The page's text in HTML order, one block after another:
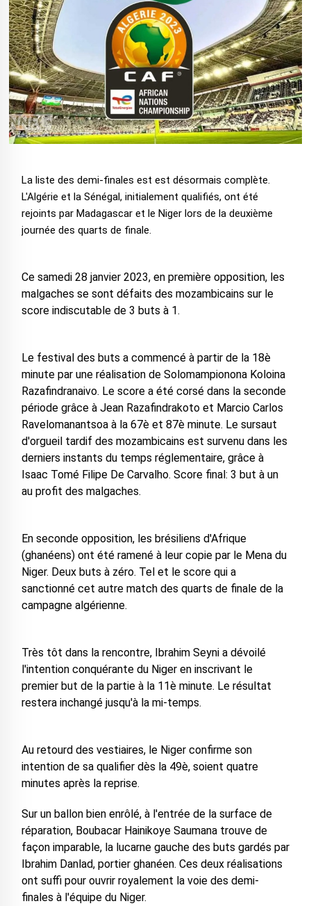
La liste des demi-finales est est désormais complète.
L'Algérie et la Sénégal, initialement qualifiés, ont été
rejoints par Madagascar et le Niger lors de la deuxième
journée des quarts de finale.
Ce samedi 28 janvier 2023, en première opposition, les
malgaches se sont défaits des mozambicains sur le
score indiscutable de 3 buts à 1.
Le festival des buts a commencé à partir de la 18è
minute par une réalisation de Solomampionona Koloina
Razafindranaivo. Le score a été corsé dans la seconde
période grâce à Jean Razafindrakoto et Marcio Carlos
Ravelomanantsoa à la 67è et 87è minute. Le sursaut
d'orgueil tardif des mozambicains est survenu dans les
derniers instants du temps réglementaire, grâce à
Isaac Tomé Filipe De Carvalho. Score final: 3 but à un
au profit des malgaches.
En seconde opposition, les brésiliens d'Afrique
(ghanéens) ont été ramené à leur copie par le Mena du
Niger. Deux buts à zéro. Tel et le score qui a
sanctionné cet autre match des quarts de finale de la
campagne algérienne.
Très tôt dans la rencontre, Ibrahim Seyni a dévoilé
l'intention conquérante du Niger en inscrivant le
premier but de la partie à la 11è minute. Le résultat
restera inchangé jusqu'à la mi-temps.
Au retourd des vestiaires, le Niger confirme son
intention de sa qualifier dès la 49è, soient quatre
minutes après la reprise.
Sur un ballon bien enrôlé, à l'entrée de la surface de
réparation, Boubacar Hainikoye Saumana trouve de
façon imparable, la lucarne gauche des buts gardés par
Ibrahim Danlad, portier ghanéen. Ces deux réalisations
ont suffi pour ouvrir royalement la voie des demi-
finales à l'équipe du Niger.